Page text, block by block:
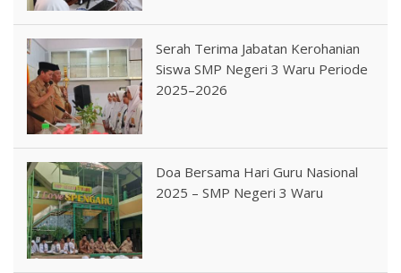
Serah Terima Jabatan Kerohanian
Siswa SMP Negeri 3 Waru Periode
2025–2026
Doa Bersama Hari Guru Nasional
2025 – SMP Negeri 3 Waru